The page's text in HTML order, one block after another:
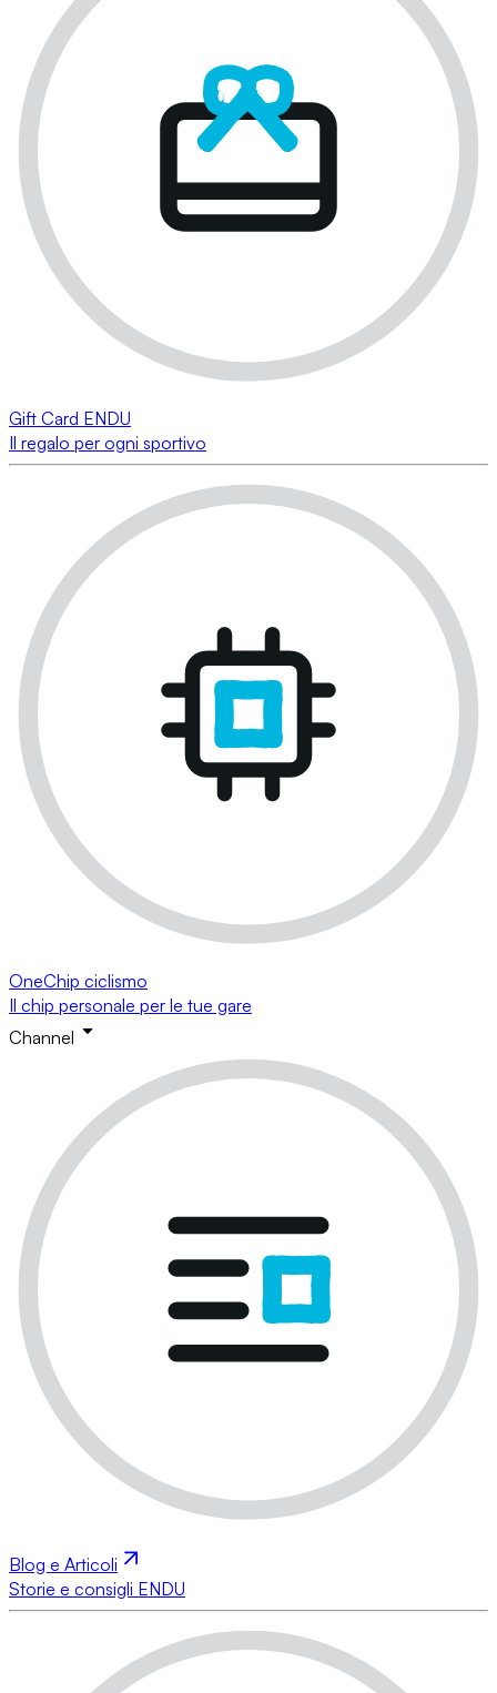
Gift Card ENDU
Il regalo per ogni sportivo
OneChip ciclismo
Il chip personale per le tue gare
Channel
Blog e Articoli
Storie e consigli ENDU